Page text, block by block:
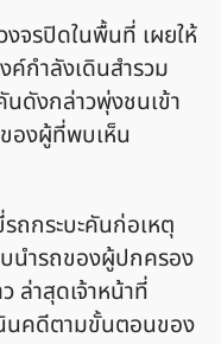
จรปิดในพื้นที่ เผยให้
กำลังเดินสำรวม
นดังกล่าวพุ่งชนเข้า
องผู้ที่พบเห็น
ถกระบะคันก่อเหตุ
นำรถของผู้ปกครอง
ล่าสุดเจ้าหน้าที่
นคดีตามขั้นตอนของ